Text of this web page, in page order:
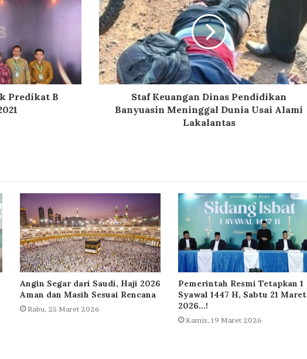
Predikat B
Staf Keuangan Dinas Pendidikan
Banyuasin Meninggal Dunia Usai Alami
Lakalantas
Angin Segar dari Saudi, Haji 2026
Aman dan Masih Sesuai Rencana
Rabu, 25 Maret 2026
Pemerintah Resmi Tetapkan 1
Syawal 1447 H, Sabtu 21 Maret
2026…!
Kamis, 19 Maret 2026